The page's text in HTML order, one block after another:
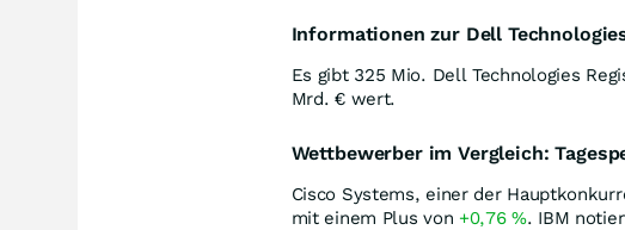
Informationen zur Dell
Es gibt 325 Mio. Dell Technologies
Mrd. € wert.
Wettbewerber im Vergleich:
Cisco Systems, einer der
mit einem Plus von +0,76%. IBM